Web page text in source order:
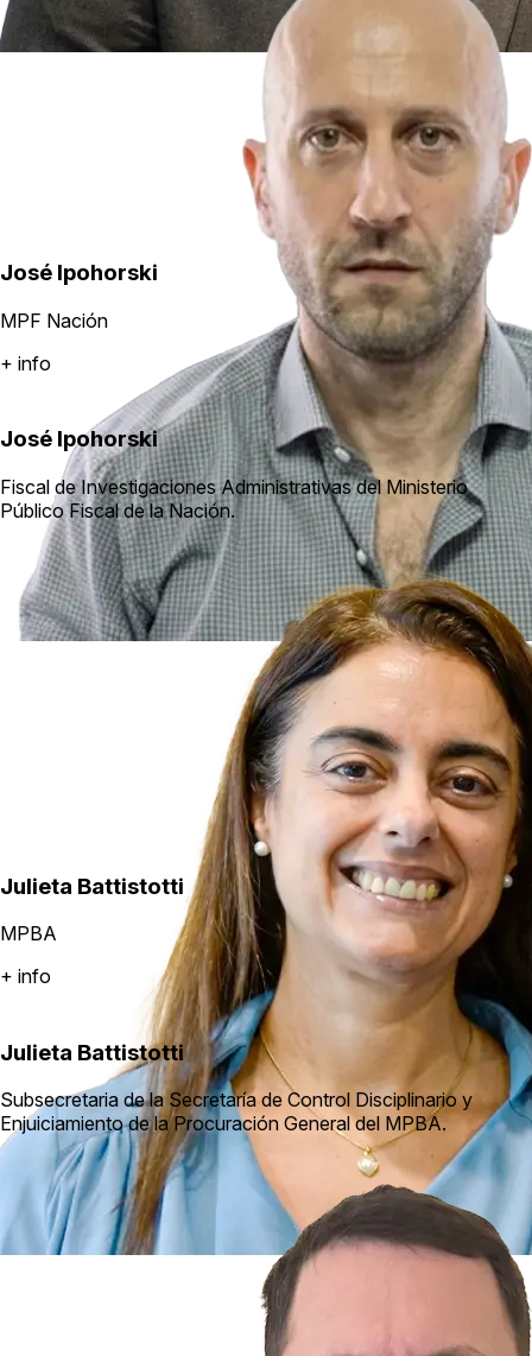
José Ipohorski
MPF Nación
+ info
José Ipohorski
Fiscal de Investigaciones Administrativas del Ministerio
Público Fiscal de la Nación.
Julieta Battistotti
MPBA
+ info
Julieta Battistotti
Subsecretaria de la Secretaría de Control Disciplinario y
Enjuiciamiento de la Procuración General del MPBA.